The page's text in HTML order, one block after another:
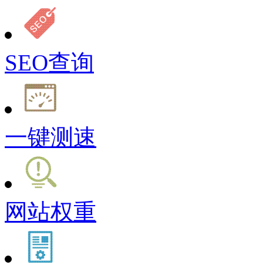
SEO查询
一键测速
网站权重